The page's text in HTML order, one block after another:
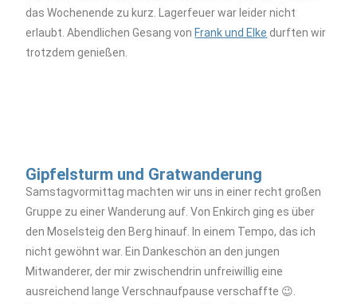
das Wochenende zu kurz. Lagerfeuer war leider nicht
erlaubt. Abendlichen Gesang von Frank und Elke durften wir
trotzdem genießen.
Gipfelsturm und Gratwanderung
Samstagvormittag machten wir uns in einer recht großen
Gruppe zu einer Wanderung auf. Von Enkirch ging es über
den Moselsteig den Berg hinauf. In einem Tempo, das ich
nicht gewöhnt war. Ein Dankeschön an den jungen
Mitwanderer, der mir zwischendrin unfreiwillig eine
ausreichend lange Verschnaufpause verschaffte 😉.